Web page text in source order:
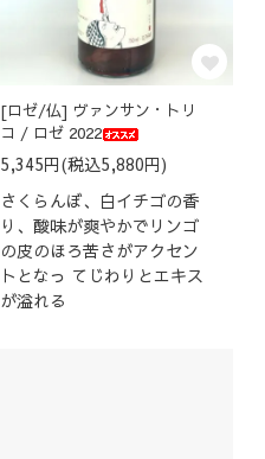
[ロゼ/仏] ヴァンサン・トリ
コ / ロゼ 2022
5,345円(税込5,880円)
さくらんぼ、白イチゴの香
り、酸味が爽やかでリンゴ
の皮のほろ苦さがアクセン
トとなっ てじわりとエキス
が溢れる